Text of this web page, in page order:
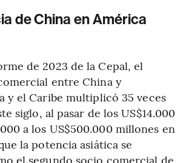
de China en América
de 2023 de la Cepal, el
entre China y
y el Caribe multiplicó 35 veces
siglo, al pasar de los US$14.000
a los US$500.000 millones en
la potencia asiática se
el segundo socio comercial de